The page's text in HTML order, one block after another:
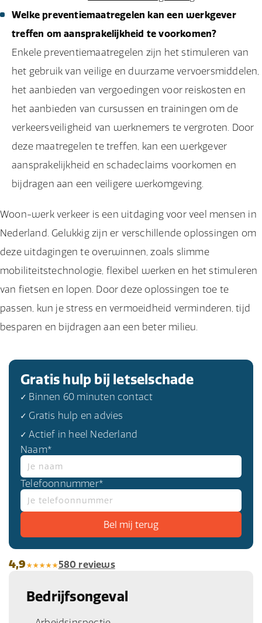
Welke preventiemaatregelen kan een werkgever
treffen om aansprakelijkheid te voorkomen?
Enkele preventiemaatregelen zijn het stimuleren van
het gebruik van veilige en duurzame vervoersmiddelen,
het aanbieden van vergoedingen voor reiskosten en
het aanbieden van cursussen en trainingen om de
verkeersveiligheid van werknemers te vergroten. Door
deze maatregelen te treffen, kan een werkgever
aansprakelijkheid en schadeclaims voorkomen en
bijdragen aan een veiligere werkomgeving.
Woon-werk verkeer is een uitdaging voor veel mensen in
Nederland. Gelukkig zijn er verschillende oplossingen om
deze uitdagingen te overwinnen, zoals slimme
mobiliteitstechnologie, flexibel werken en het stimuleren
van fietsen en lopen. Door deze oplossingen toe te
passen, kun je stress en vermoeidheid verminderen, tijd
besparen en bijdragen aan een beter milieu.
Gratis hulp bij letselschade
✓ Binnen 60 minuten contact
✓ Gratis hulp en advies
✓ Actief in heel Nederland
Naam*
Telefoonnummer*
4,9 580 reviews
Bedrijfsongeval